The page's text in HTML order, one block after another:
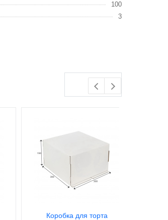
100
3
Коробка для торта